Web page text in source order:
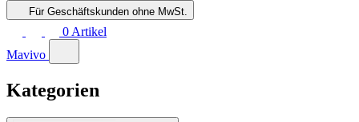
Für Geschäftskunden ohne MwSt.
0 Artikel
Mavivo
Kategorien